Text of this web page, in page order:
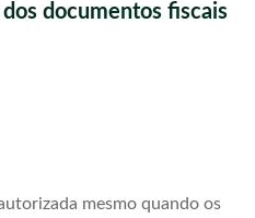
documentos fiscais
mesmo quando os